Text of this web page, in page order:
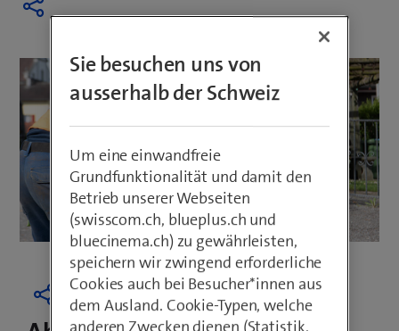
Sie besuchen uns von
ausserhalb der Schweiz
Um eine einwandfreie
Grundfunktionalität und damit den
Betrieb unserer Webseiten
(swisscom.ch, blueplus.ch und
bluecinema.ch) zu gewährleisten,
speichern wir zwingend erforderliche
Cookies auch bei Besucher*innen aus
dem Ausland. Cookie-Typen, welche